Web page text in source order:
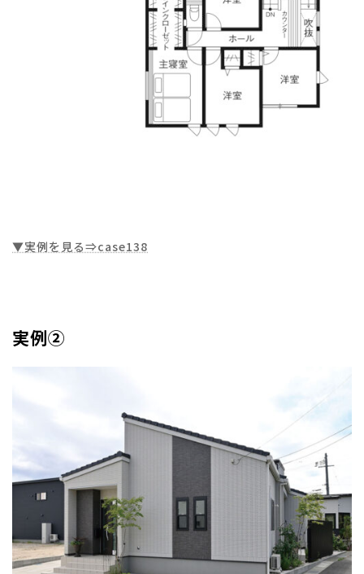
▼実例を見る⇒case138
実例②